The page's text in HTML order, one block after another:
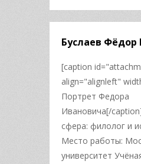
Буслаев Фёдор
[caption
align="alignleft"
Портрет Федора
Ивановича[/
сфера: филолог и
Место работы:
университет